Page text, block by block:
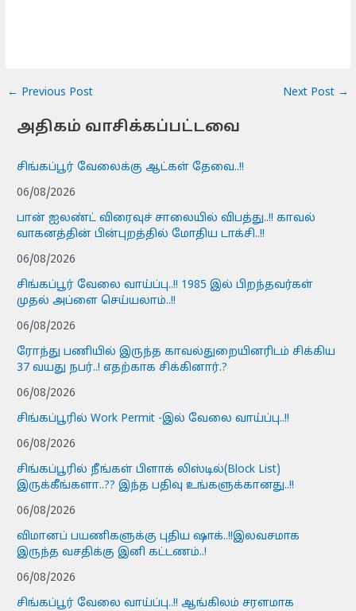
← Previous Post Next Post →
அதிகம் வாசிக்கப்பட்டவை
சிங்கப்பூர் வேலைக்கு ஆட்கள் தேவை..!!
06/08/2026
பான் ஐலண்ட் விரைவுச் சாலையில் விபத்து..!! காவல்
வாகனத்தின் பின்புறத்தில் மோதிய டாக்சி..!!
06/08/2026
சிங்கப்பூர் வேலை வாய்ப்பு..!! 1985 இல் பிறந்தவர்கள்
முதல் அப்ளை செய்யலாம்..!!
06/08/2026
ரோந்து பணியில் இருந்த காவல்துறையினரிடம் சிக்கிய
37 வயது நபர்..! எதற்காக சிக்கினார்.?
06/08/2026
சிங்கப்பூரில் Work Permit -இல் வேலை வாய்ப்பு..!!
06/08/2026
சிங்கப்பூரில் நீங்கள் பிளாக் லிஸ்டில்(Block List)
இருக்கீங்களா..?? இந்த பதிவு உங்களுக்கானது..!!
06/08/2026
விமானப் பயணிகளுக்கு புதிய ஷாக்..!!இலவசமாக
இருந்த வசதிக்கு இனி கட்டணம்..!
06/08/2026
சிங்கப்பூர் வேலை வாய்ப்பு..!! ஆங்கிலம் சரளமாக